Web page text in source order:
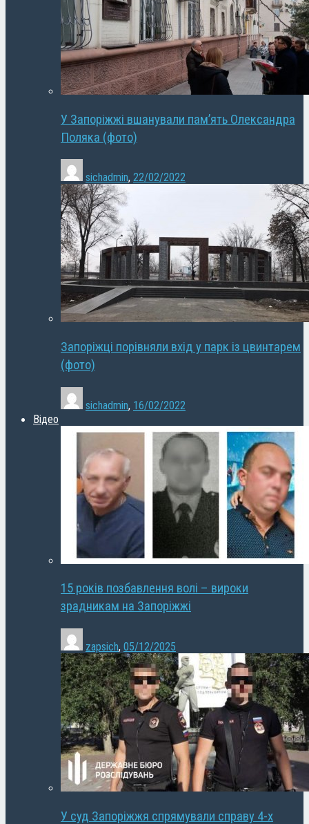
У Запоріжжі вшанували пам’ять Олександра
Поляка (фото)
sichadmin, 22/02/2022
Запоріжці порівняли вхід у парк із цвинтарем
(фото)
sichadmin, 16/02/2022
Відео
15 років позбавлення волі – вироки
зрадникам на Запоріжжі
zapsich, 05/12/2025
У суд Запоріжжя спрямували справу 4-х